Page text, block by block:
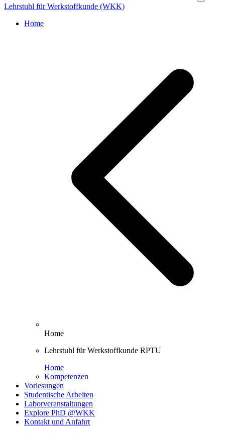
Lehrstuhl für Werkstoffkunde (WKK)
Home
Home
Lehrstuhl für Werkstoffkunde RPTU
Home
Kompetenzen
Vorlesungen
Studentische Arbeiten
Laborveranstaltungen
Explore PhD @WKK
Kontakt und Anfahrt